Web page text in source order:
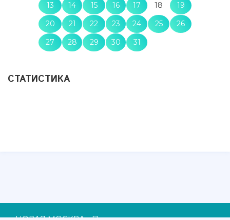
13
14 15 16 17 18
19
20
21 22 23 24 25
26
27
28 29 30 31
СТАТИСТИКА